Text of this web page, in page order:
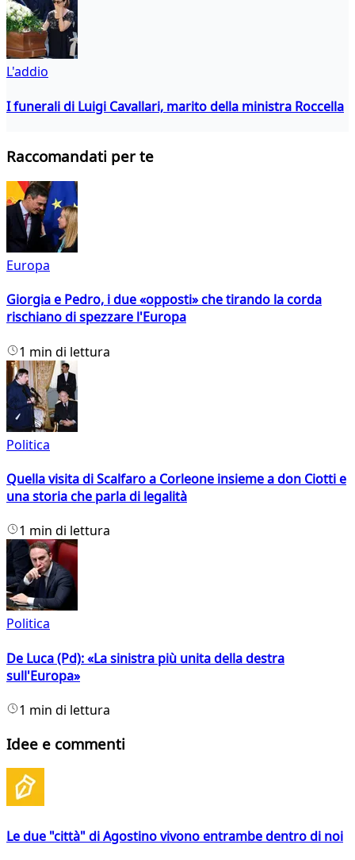
L'addio
I funerali di Luigi Cavallari, marito della ministra Roccella
Raccomandati per te
Europa
Giorgia e Pedro, i due «opposti» che tirando la corda
rischiano di spezzare l'Europa
1 min di lettura
Politica
Quella visita di Scalfaro a Corleone insieme a don Ciotti e
una storia che parla di legalità
1 min di lettura
Politica
De Luca (Pd): «La sinistra più unita della destra
sull'Europa»
1 min di lettura
Idee e commenti
Le due "città" di Agostino vivono entrambe dentro di noi